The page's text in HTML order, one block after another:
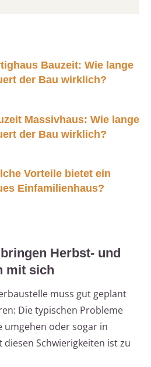
Bauzeit: Wie lange
der Bau wirklich?
Massivhaus: Wie lange
der Bau wirklich?
Vorteile bietet ein
Einfamilienhaus?
Herbst- und
mit sich
muss gut geplant
Die typischen Probleme
umgehen oder sogar in
Schwierigkeiten ist zu